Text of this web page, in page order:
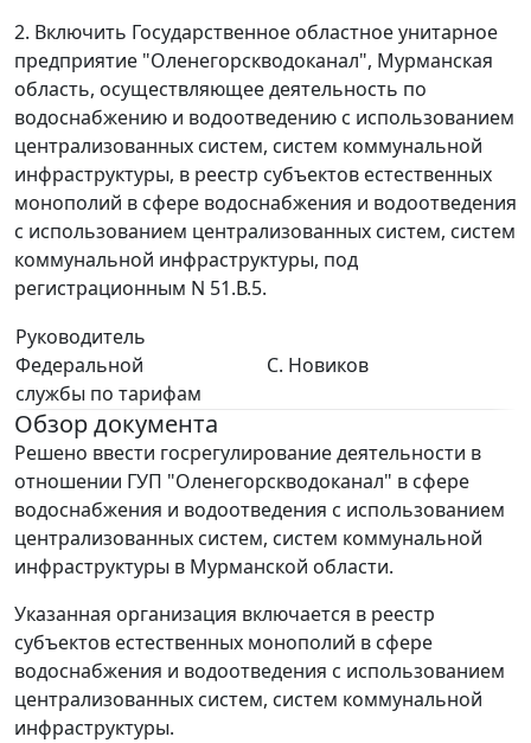
2. Включить Государственное областное унитарное
предприятие "Оленегорскводоканал", Мурманская
область, осуществляющее деятельность по
водоснабжению и водоотведению с использованием
централизованных систем, систем коммунальной
инфраструктуры, в реестр субъектов естественных
монополий в сфере водоснабжения и водоотведения
с использованием централизованных систем, систем
коммунальной инфраструктуры, под
регистрационным N 51.В.5.
Руководитель
Федеральной
службы по тарифам
С. Новиков
Обзор документа
Решено ввести госрегулирование деятельности в
отношении ГУП "Оленегорскводоканал" в сфере
водоснабжения и водоотведения с использованием
централизованных систем, систем коммунальной
инфраструктуры в Мурманской области.
Указанная организация включается в реестр
субъектов естественных монополий в сфере
водоснабжения и водоотведения с использованием
централизованных систем, систем коммунальной
инфраструктуры.